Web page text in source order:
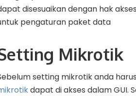
disesuaikan dengan hak
pengaturan paket data
Mikrotik
setting mikrotik anda
dapat di akses dalam GUI.